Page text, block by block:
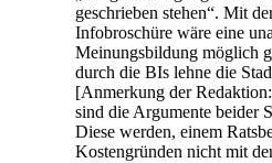
geschrieben stehen“. Mit
Infobroschüre wäre eine
Meinungsbildung möglich
durch die BIs lehne die
[Anmerkung der
sind die Argumente beider
Diese werden, einem
Kostengründen nicht mit